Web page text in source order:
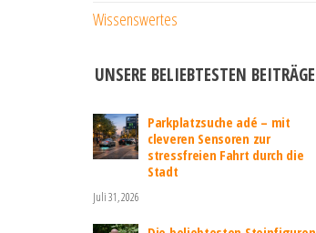
Wissenswertes
UNSERE BELIEBTESTEN BEITRÄGE
Parkplatzsuche adé – mit
cleveren Sensoren zur
stressfreien Fahrt durch die
Stadt
Juli 31, 2026